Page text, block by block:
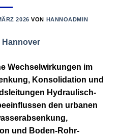
2026 VON HANNOADMIN
Wechselwirkungen im
Konsolidation und
Hydraulisch-
den urbanen
und Boden-Rohr-